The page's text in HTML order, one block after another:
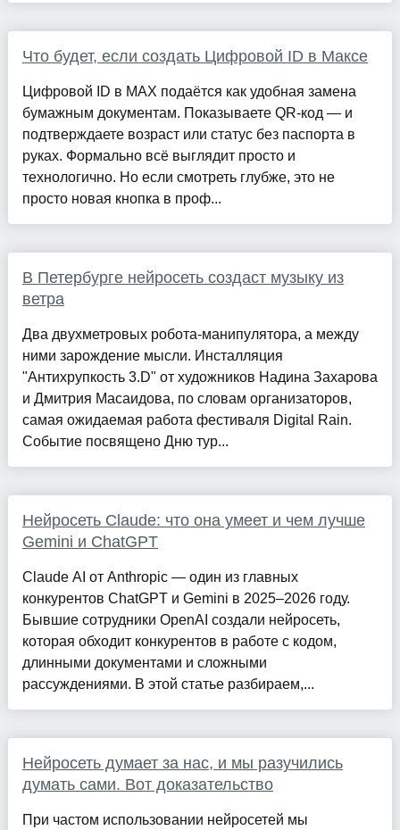
Что будет, если создать Цифровой ID в Максе
Цифровой ID в MAX подаётся как удобная замена
бумажным документам. Показываете QR-код — и
подтверждаете возраст или статус без паспорта в
руках. Формально всё выглядит просто и
технологично. Но если смотреть глубже, это не
просто новая кнопка в проф...
В Петербурге нейросеть создаст музыку из
ветра
Два двухметровых робота-манипулятора, а между
ними зарождение мысли. Инсталляция
"Антихрупкость 3.D" от художников Надина Захарова
и Дмитрия Масаидова, по словам организаторов,
самая ожидаемая работа фестиваля Digital Rain.
Событие посвящено Дню тур...
Нейросеть Claude: что она умеет и чем лучше
Gemini и ChatGPT
Claude AI от Anthropic — один из главных
конкурентов ChatGPT и Gemini в 2025–2026 году.
Бывшие сотрудники OpenAI создали нейросеть,
которая обходит конкурентов в работе с кодом,
длинными документами и сложными
рассуждениями. В этой статье разбираем,...
Нейросеть думает за нас, и мы разучились
думать сами. Вот доказательство
При частом использовании нейросетей мы